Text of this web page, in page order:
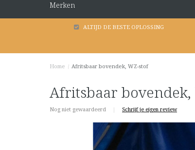
Merken
ALTIJD DE BESTE OPLOSSING
Home / Afritsbaar bovendek, WZ-stof
Afritsbaar bovendek,
Nog niet gewaardeerd | Schrijf je eigen review